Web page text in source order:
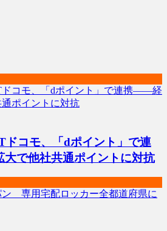
ドコモ、「dポイント」で連
で他社共通ポイントに対抗